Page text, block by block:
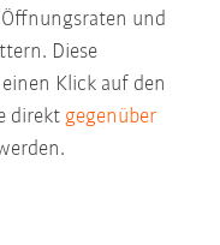
und
Diese
Klick auf den
direktgegenüber